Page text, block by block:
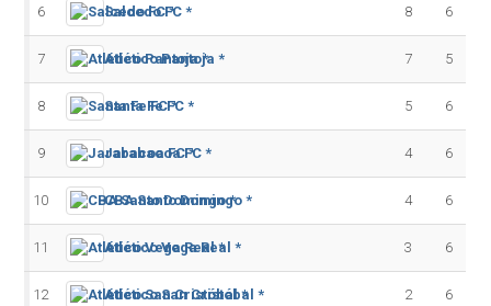
6 Salcedo FC * 8 6
7 Atlético Pantoja * 7 5
8 Santa Fe FC * 5 6
9 Jarabacoa FC * 4 6
10 CBA Santo Domingo * 4 6
11 Atlético Vega Real * 3 6
12 Atlético San Cristóbal * 2 6